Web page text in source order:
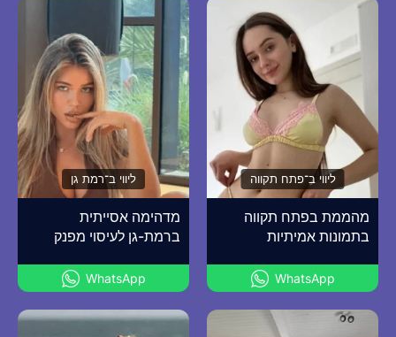
ליווי ב־פתח תקווה
מהממת בפתח תקווה
בתמונות אמיתיות
WhatsApp
ליווי ב־רמת גן
מדהימה אסייתית
ברמת-גן לעיסוי מפנק
WhatsApp